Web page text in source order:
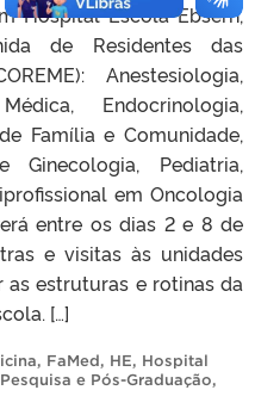
Hospital Escola Ebserh,
de Residentes das
Anestesiologia,
Endocrinologia,
Família e Comunidade,
Ginecologia, Pediatria,
em Oncologia
entre os dias 2 e 8 de
e visitas às unidades
estruturas e rotinas da
[…]
, FaMed, HE, Hospital
e Pós-Graduação,